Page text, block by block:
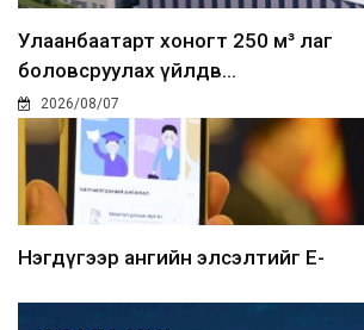
Улаанбаатарт хоногт 250 м³ лаг
боловсруулах үйлдв...
2026/08/07
Нэгдүгээр ангийн элсэлтийг E-